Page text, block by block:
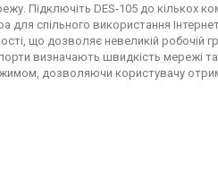
Підключіть DES-105 до кількох
для спільного використання
що дозволяє невеликій робочій
визначають швидкість мережі
дозволяючи користувачу